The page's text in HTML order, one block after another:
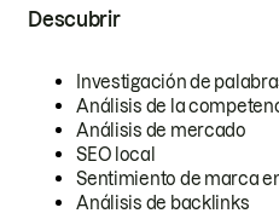
Descubrir
Investigación de
Análisis de la
Análisis de mercado
SEO local
Sentimiento de marca
Análisis de backlinks